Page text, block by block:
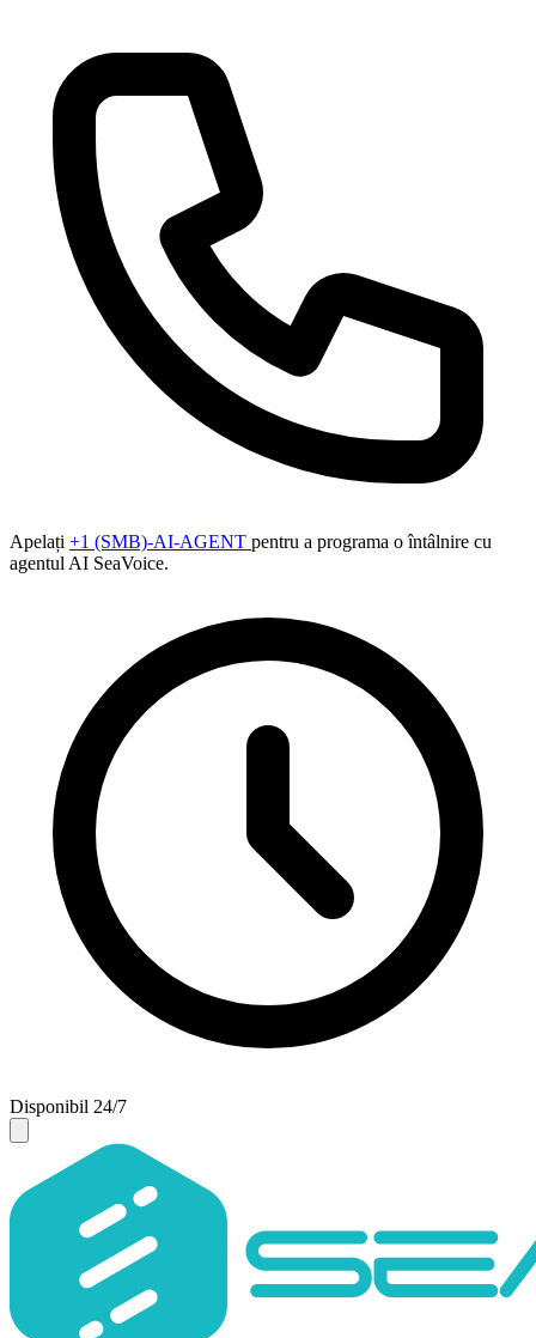
Apelați +1 (SMB)-AI-AGENT pentru a programa o întâlnire cu
agentul AI SeaVoice.
Disponibil 24/7